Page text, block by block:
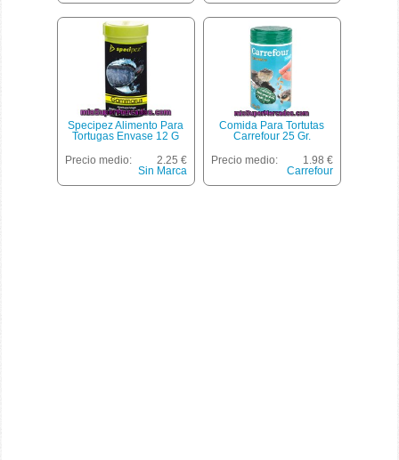
Specipez Alimento Para
Tortugas Envase 12 G
Precio medio:
2.25 €
Sin Marca
Comida Para Tortutas
Carrefour 25 Gr.
Precio medio:
1.98 €
Carrefour